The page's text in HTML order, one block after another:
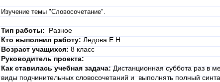
Изучение темы "Словосочетание".
Тип работы: Разное
Кто выполнил работу: Ледова Е.Н.
Возраст учащихся:8 класс
Руководитель проекта:
Как ставилась учебная задача:Дистанционная суббота раз в
виды подчинительных словосочетаний и выполнять полный